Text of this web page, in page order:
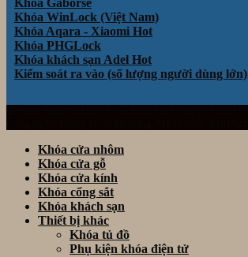
Khóa Gaborse
Khóa WinLock (Việt Nam)
Khóa Aqara - Xiaomi
Khóa PHGLock
Khóa khách sạn Adel
Kiểm soát ra vào (số lượng người dùng lớn)
Khóa cửa nhôm
Khóa cửa gỗ
Khóa cửa kính
Khóa cổng sắt
Khóa khách sạn
Thiết bị khác
Khóa tủ đồ
Phụ kiện khóa điện tử